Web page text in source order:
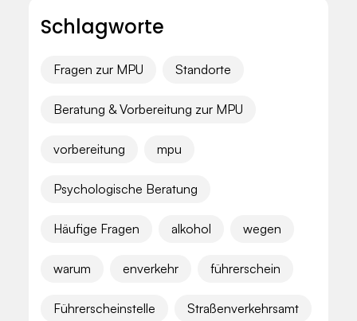
Schlagworte
Fragen zur MPU Standorte
Beratung & Vorbereitung zur MPU
vorbereitung mpu
Psychologische Beratung
Häufige Fragen alkohol wegen
warum enverkehr führerschein
Führerscheinstelle Straßenverkehrsamt